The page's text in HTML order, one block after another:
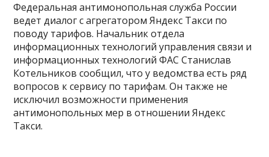
Федеральная антимонопольная служба России
ведет диалог с агрегатором Яндекс Такси по
поводу тарифов. Начальник отдела
информационных технологий управления связи и
информационных технологий ФАС Станислав
Котельников сообщил, что у ведомства есть ряд
вопросов к сервису по тарифам. Он также не
исключил возможности применения
антимонопольных мер в отношении Яндекс
Такси.